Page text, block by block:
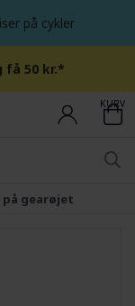
på cykler
få 50 kr.*
KURV
på gearøjet